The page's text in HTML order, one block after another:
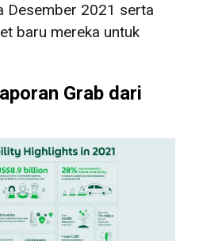
Desember 2021 serta
baru mereka untuk
Grab dari